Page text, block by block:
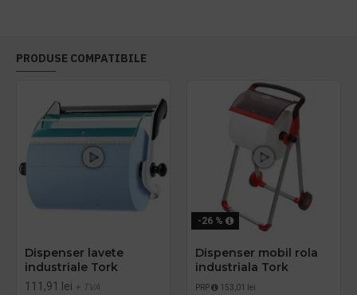
PRODUSE COMPATIBILE
Dispenser lavete
industriale Tork
111,91 lei + TVA
-26 %
Dispenser mobil rola
industriala Tork
PRP 153,01 lei